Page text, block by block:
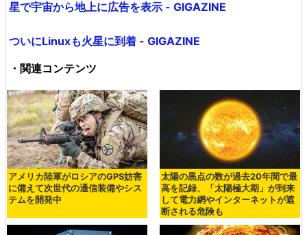
星で宇宙から地上に広告を表示 - GIGAZINE
ついにLinuxも火星に到着 - GIGAZINE
・関連コンテンツ
アメリカ陸軍がロシアのGPS妨害
に備えて次世代の通信装備やシス
テムを開発中
太陽の黒点の数が過去20年間で最
高を記録、「太陽極大期」が到来
して電力網やインターネットが遮
断される危険も